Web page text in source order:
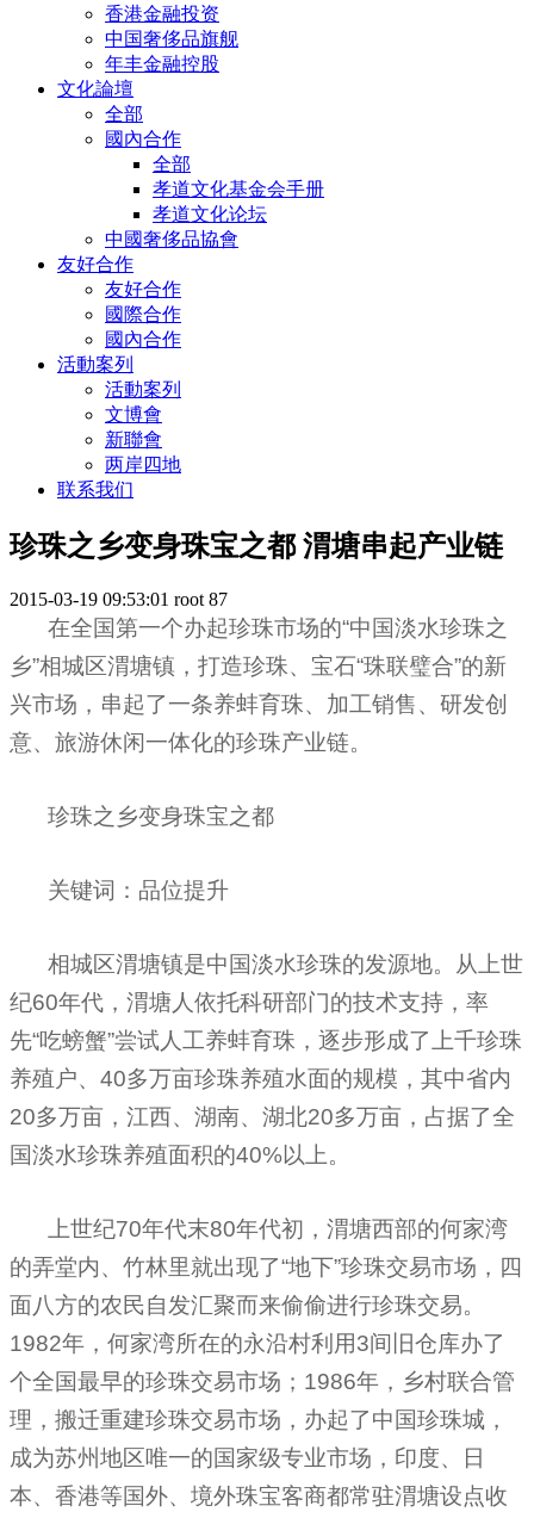
香港金融投资
中国奢侈品旗舰
年丰金融控股
文化論壇
全部
國內合作
全部
孝道文化基金会手册
孝道文化论坛
中國奢侈品協會
友好合作
友好合作
國際合作
國內合作
活動案列
活動案列
文博會
新聯會
两岸四地
联系我们
珍珠之乡变身珠宝之都 渭塘串起产业链
2015-03-19 09:53:01 root 87
在全国第一个办起珍珠市场的“中国淡水珍珠之
乡”相城区渭塘镇，打造珍珠、 宝石“珠联璧合”的新
兴市场，串起了一条养蚌育珠、加工销售、研发创
意、旅游休闲一体化的珍珠产业链。
珍珠之乡变身珠宝之都
关键词：品位提升
相城区渭塘镇是中国淡水珍珠的发源地。从上世
纪60年代，渭塘人依托科研部门的技术支持，率
先“吃螃蟹”尝试人工养蚌育珠，逐步形成了上千珍珠
养殖户、 40多万亩珍珠养殖水面的规模，其中省内
20多万亩，江西、湖南、湖北20多万亩，占据了全
国淡水珍珠养殖面积的40%以上。
上世纪70年代末80年代初，渭塘西部的何家湾
的弄堂内、竹林里就出现了“地下”珍珠交易市场，四
面八方的农民自发汇聚而来偷偷进行珍珠交易。
1982年，何家湾所在的永沿村利用3间旧仓库办了
个全国最早的珍珠交易市场； 1986年，乡村联合管
理，搬迁重建珍珠交易市场，办起了中国珍珠城，
成为苏州地区唯一的国家级专业市场，印度、日
本、香港等国外、境外珠宝客商都常驻渭塘设点收